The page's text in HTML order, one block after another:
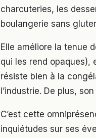
charcuteries, les
boulangerie sans
Elle améliore la tenue
qui les rend opaques),
résiste bien à la
l’industrie. De plus,
C’est cette
inquiétudes sur ses